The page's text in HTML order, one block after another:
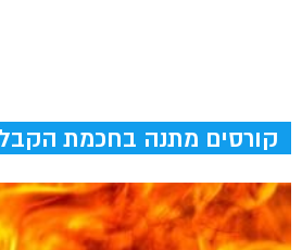
קורסים מתנה בחכמת